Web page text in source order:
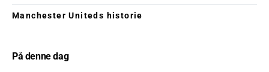
Manchester Uniteds historie
På denne dag